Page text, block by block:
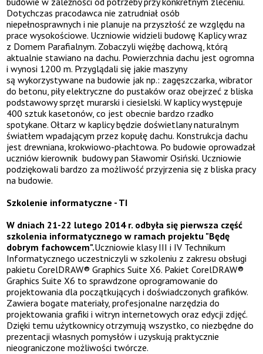
Dotychczas pracodawca nie zatrudniał osób
niepełnosprawnych i nie planuje na przyszłość ze względu na
prace wysokościowe. Uczniowie widzieli budowę Kaplicy wraz
z Domem Parafialnym. Zobaczyli więźbę dachową, którą
aktualnie stawiano na dachu. Powierzchnia dachu jest ogromna
i wynosi 1200 m. Przyglądali się jakie maszyny
są wykorzystywane na budowie jak np.: zagęszczarka, wibrator
do betonu, piły elektryczne do pustaków oraz obejrzeć z bliska
podstawowy sprzęt murarski i ciesielski. W kaplicy występuje
400 sztuk kasetonów, co jest obecnie bardzo rzadko
spotykane. Ołtarz w kaplicy będzie doświetlany naturalnym
światłem wpadającym przez kopułę dachu. Konstrukcja dachu
jest drewniana, krokwiowo-płachtowa. Po budowie oprowadzał
uczniów kierownik budowy pan Sławomir Osiński. Uczniowie
podziękowali bardzo za możliwość przyjrzenia się z bliska pracy
na budowie.
Szkolenie informatyczne - TI
W dniach 21-22 lutego 2014 r. odbyła się pierwsza część
szkolenia informatycznego w ramach projektu "Będę
dobrym fachowcem".Uczniowie klasy III i IV Technikum
Informatycznego uczestniczyli w szkoleniu z zakresu obsługi
pakietu CorelDRAW® Graphics Suite X6. Pakiet CorelDRAW®
Graphics Suite X6 to sprawdzoneoprogramowanie do
projektowania dla początkujących i doświadczonych grafików.
Zawiera bogate materiały, profesjonalne narzędzia do
projektowania grafiki i witryn internetowych oraz edycji zdjęć.
Dzięki temu użytkownicy otrzymują wszystko, co niezbędne do
prezentacji własnych pomysłów i uzyskują praktycznie
nieograniczone możliwości twórcze.